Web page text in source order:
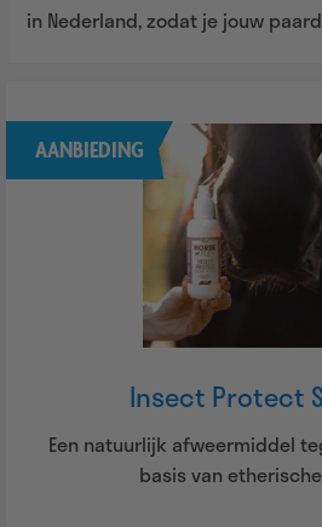
in Nederland, zodat je jouw
AANBIEDING
Insect Protect
Een natuurlijk afweermiddel
basis van